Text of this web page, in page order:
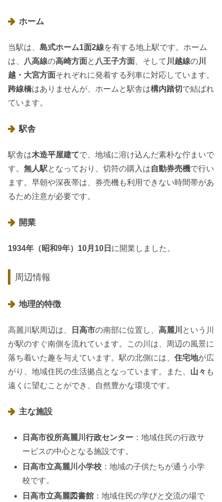
ホーム
当駅は、 島式ホーム1面2線を有する地上駅です。ホーム
は、
八高線の高崎方面と 八王子方面 、そして 川越線の川
越・大宮方面それぞれに発着する列車に対応しています。
跨線橋はありませんが、ホームと駅舎は構内踏切 で結ばれ
ています。
駅舎
駅舎は木造平屋建てで、地域に溶け込んだ素朴な佇まいで
す。 無人駅となっており、切符の購入は自動券売機で行い
ます。早朝や深夜帯は、券売機も利用できない時間帯があ
るため注意が必要です。
開業
1934年（昭和9年）10月10日 に開業しました。
周辺情報
地理的特徴
高麗川駅周辺は、 日高市の南部に位置し、 高麗川
という川
が駅のすぐ南側を流れています。この川は、周辺の風景に
落ち着いた趣を与えています。駅の北側には、 住宅地が広
がり、地域住民の生活拠点となっています。また、 山々 も
遠くに望むことができ、自然豊かな環境です。
主な施設
日高市役所高麗川行政センター ：地域住民の行政サ
ービスの中心となる施設です。
日高市立高麗川小学校 ：地域の子供たちが通う小学
校です。
日高市立高麗図書館 ：地域住民の学びと交流の場で